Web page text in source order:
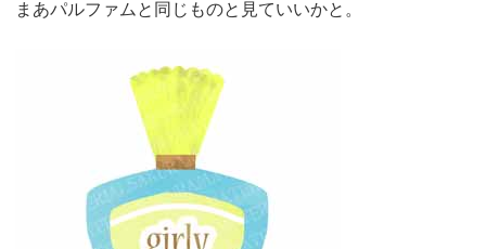
まあパルファムと同じものと見ていいかと。